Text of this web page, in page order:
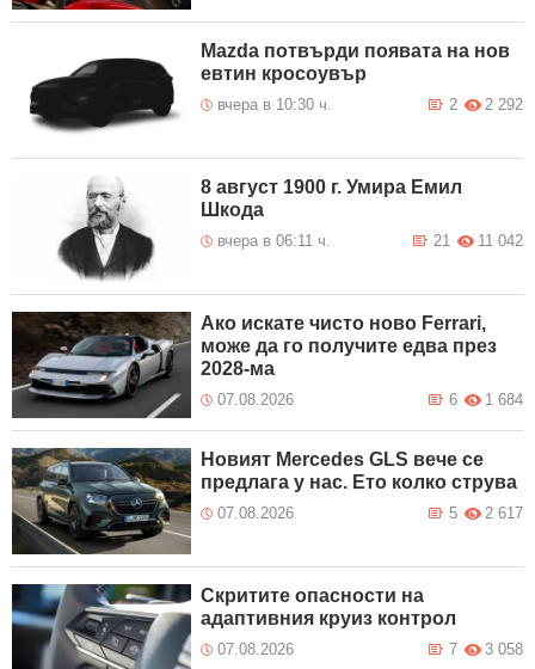
8 Август 2026
София посока София при км
129+200.
Mazda потвърди появата на нов
евтин кросоувър
вчера в 10:30 ч. 2 292
2
8 август 1900 г. Умира Емил
Шкода
вчера в 06:11 ч. 11 042
21
Ако искате чисто ново Ferrari,
може да го получите едва през
2028-ма
07.08.2026 1 684
6
Новият Mercedes GLS вече се
предлага у нас. Ето колко струва
07.08.2026 2 617
5
Скритите опасности на
адаптивния круиз контрол
07.08.2026 3 058
7